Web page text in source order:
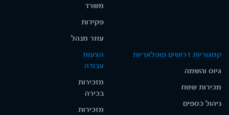
משרד
פקידות
עוזר מנהל
קטגוריות דרושים פופלאריות
גיוס והשמה
מכירות שטח
ניהול כספים
הצעות
עבודה
מזכירות
בכירה
מזכירות